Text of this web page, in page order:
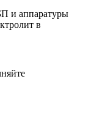
и аппаратуры
в